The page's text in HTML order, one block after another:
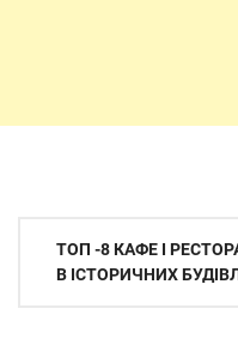
Навігація
записів
ТОП -8 КАФЕ І
В ІСТОРИЧНИХ